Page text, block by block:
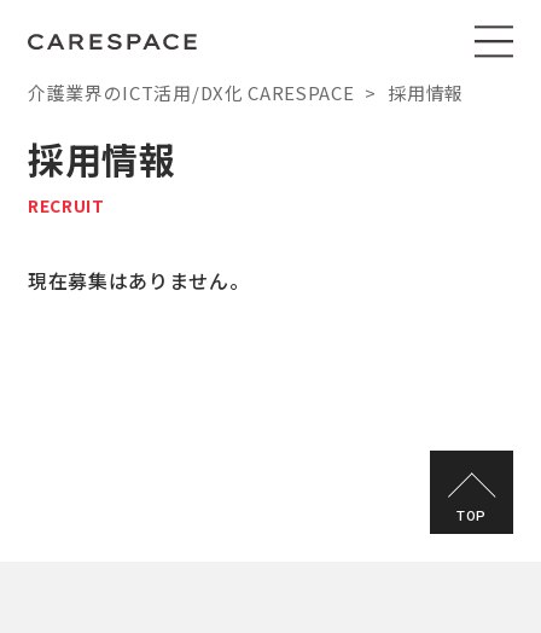
介護業界のICT活用/DX化 CARESPACE 採用情報
採用情報
RECRUIT
現在募集はありません。
TOP